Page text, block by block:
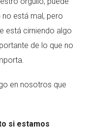
está mal, pero
está cirniendo algo
de lo que no
en nosotros que
si estamos